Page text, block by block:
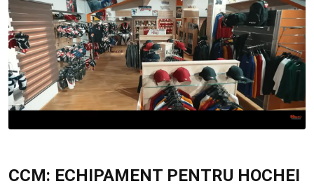
CCM: ECHIPAMENT PENTRU HOCHEI